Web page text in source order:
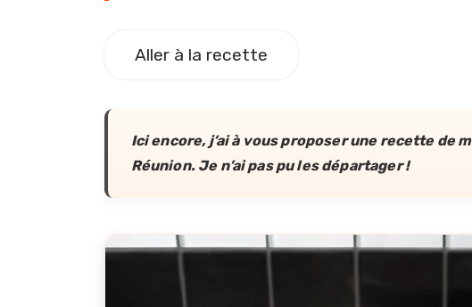
Aller à la recette
Ici encore, j’ai à vous proposer une recette de
Réunion. Je n’ai pas pu les départager !